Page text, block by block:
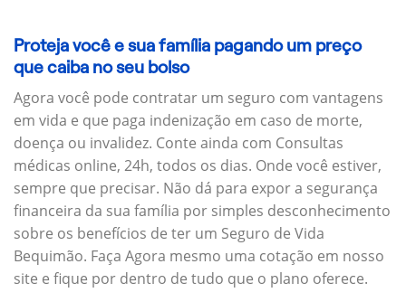
Proteja você e sua família pagando um preço
que caiba no seu bolso
Agora você pode contratar um seguro com vantagens
em vida e que paga indenização em caso de morte,
doença ou invalidez. Conte ainda com Consultas
médicas online, 24h, todos os dias. Onde você estiver,
sempre que precisar. Não dá para expor a segurança
financeira da sua família por simples desconhecimento
sobre os benefícios de ter um Seguro de Vida
Bequimão. Faça Agora mesmo uma cotação em nosso
site e fique por dentro de tudo que o plano oferece.